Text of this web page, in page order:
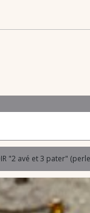
"2 avé et 3 pater"